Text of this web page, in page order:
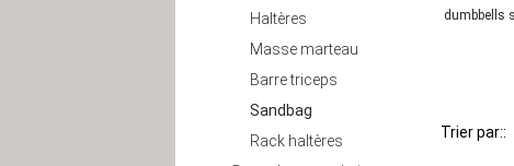
Haltères
Masse marteau
Barre triceps
Sandbag
Rack haltères
dumbbells
Trier par::